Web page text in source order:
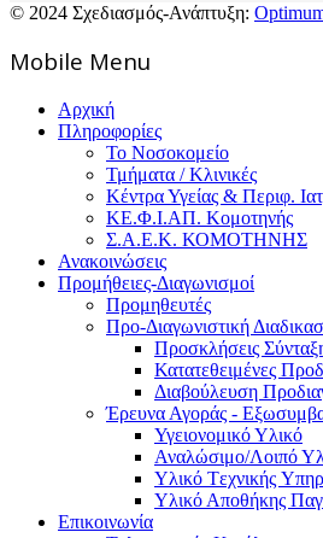
© 2024 Σχεδιασμός-Ανάπτυξη:
Mοbile Menu
Αρχική
Πληροφορίες
Το Νοσοκομείο
Τμήματα / Κλινικές
Κέντρα Υγείας & Περιφ.
ΚΕ.Φ.Ι.ΑΠ. Κομοτηνής
Σ.Α.Ε.Κ. ΚΟΜΟΤΗΝΗΣ
Ανακοινώσεις
Προμήθειες-Διαγωνισμοί
Προμηθευτές
Προ-Διαγωνιστική
Προσκλήσεις
Κατατεθειμένες
Διαβούλευση
Έρευνα Αγοράς -
Υγειονομικό Υλικό
Αναλώσιμο/Λοιπό
Υλικό Tεχνικής
Υλικό Αποθήκης
Επικοινωνία